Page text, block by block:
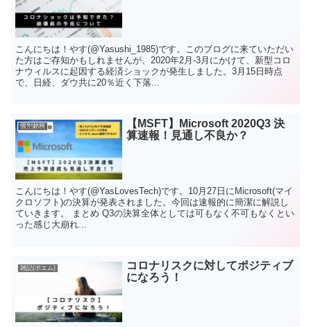
こんにちは！やす(@Yasushi_1985)です。このブログに来ていただい
た方はご存知かもしれませんが、2020年2月-3月にかけて、新型コロ
ナウィルスに起因する経済ショックが発生しました。3月15日時点
で、日経、ダウ共に20％近く下落...
個別銘柄
【MSFT】Microsoft 2020Q3 決
算速報！見通し不良か？
こんにちは！やす(@YasLovesTech)です。10月27日にMicrosoft(マイ
クロソフト)の決算が発表されました。今回は速報的に簡潔に解説し
ていきます。 まとめ Q3の決算全体としては可もなく不可もなくとい
った感じ大崩れ...
雑記(ポエム)
コロナリスクに対してポジティブ
になろう！